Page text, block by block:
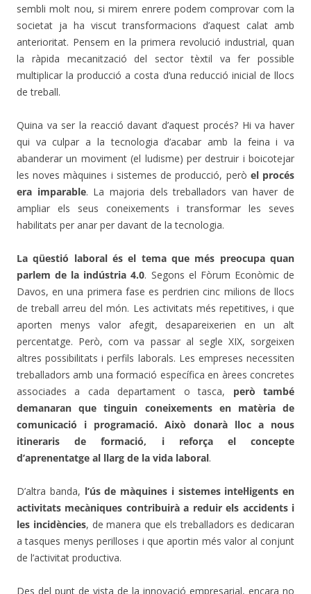
sembli molt nou, si mirem enrere podem comprovar com la
societat ja ha viscut transformacions d’aquest calat amb
anterioritat. Pensem en la primera revolució industrial, quan
la ràpida mecanització del sector tèxtil va fer possible
multiplicar la producció a costa d’una reducció inicial de llocs
de treball.
Quina va ser la reacció davant d’aquest procés? Hi va haver
qui va culpar a la tecnologia d’acabar amb la feina i va
abanderar un moviment (el ludisme) per destruir i boicotejar
les noves màquines i sistemes de producció, però el procés
era imparable. La majoria dels treballadors van haver de
ampliar els seus coneixements i transformar les seves
habilitats per anar per davant de la tecnologia.
La qüestió laboral és el tema que més preocupa quan
parlem de la indústria 4.0. Segons el Fòrum Econòmic de
Davos, en una primera fase es perdrien cinc milions de llocs
de treball arreu del món. Les activitats més repetitives, i que
aporten menys valor afegit, desapareixerien en un alt
percentatge. Però, com va passar al segle XIX, sorgeixen
altres possibilitats i perfils laborals. Les empreses necessiten
treballadors amb una formació específica en àrees concretes
associades a cada departament o tasca, però també
demanaran que tinguin coneixements en matèria de
comunicació i programació. Això donarà lloc a nous
itineraris de formació, i reforça el concepte
d’aprenentatge al llarg de la vida laboral.
D’altra banda, l’ús de màquines i sistemes intel·ligents en
activitats mecàniques contribuirà a reduir els accidents i
les incidències, de manera que els treballadors es dedicaran
a tasques menys perilloses i que aportin més valor al conjunt
de l’activitat productiva.
Des del punt de vista de la innovació empresarial, encara no